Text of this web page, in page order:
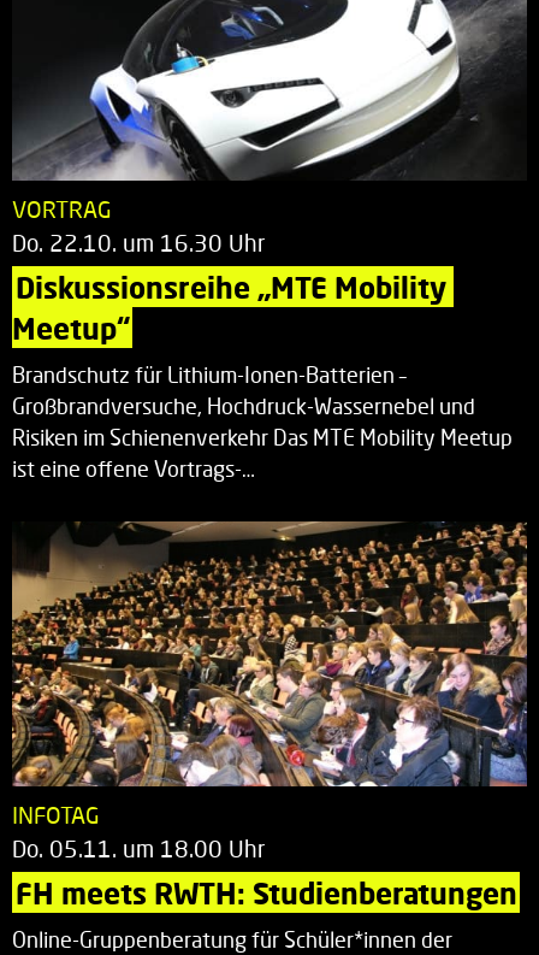
VORTRAG
Do. 22.10. um 16.30 Uhr
Diskussionsreihe „MTE Mobility
Meetup“
Brandschutz für Lithium-Ionen-Batterien –
Großbrandversuche, Hochdruck-Wassernebel und
Risiken im Schienenverkehr Das MTE Mobility Meetup
ist eine offene Vortrags-…
INFOTAG
Do. 05.11. um 18.00 Uhr
FH meets RWTH: Studienberatungen
Online-Gruppenberatung für Schüler*innen der